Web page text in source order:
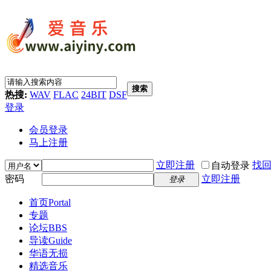
热搜: WAV FLAC 24BIT DSF
搜索
登录
会员登录
马上注册
立即注册 自动登录 找
密码
登录 立即注册
首页Portal
专题
论坛BBS
导读Guide
华语无损
精选音乐